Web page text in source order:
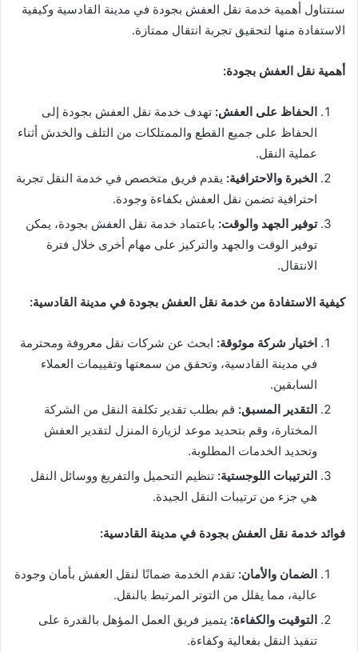
سنتناول أهمية خدمة نقل العفش بجودة في مدينة القادسية وكيفية
الاستفادة منها لتحقيق تجربة انتقال ممتازة.
أهمية نقل العفش بجودة:
الحفاظ على العفش: تهدف خدمة نقل العفش بجودة إلى
الحفاظ على جميع القطع والممتلكات من التلف والخدش أثناء
عملية النقل.
الخبرة والاحترافية: يقدم فريق متخصص في خدمة النقل تجربة
احترافية تضمن نقل العفش بكفاءة وجودة.
توفير الجهد والوقت: باعتماد خدمة نقل العفش بجودة، يمكن
توفير الوقت والجهد والتركيز على مهام أخرى خلال فترة
الانتقال.
كيفية الاستفادة من خدمة نقل العفش بجودة في مدينة القادسية:
اختيار شركة موثوقة: ابحث عن شركات نقل معروفة ومحترمة
في مدينة القادسية، وتحقق من سمعتها وتقييمات العملاء
السابقين.
التقدير المسبق: قم بطلب تقدير تكلفة النقل من الشركة
المختارة، وقم بتحديد موعد لزيارة المنزل لتقدير العفش
وتحديد الخدمات المطلوبة.
الترتيبات اللوجستية: تنظيم التحميل والتفريغ ووسائل النقل
هي جزء من ترتيبات النقل الجيدة.
فوائد خدمة نقل العفش بجودة في مدينة القادسية:
الضمان والأمان: تقدم الخدمة ضمانًا لنقل العفش بأمان وجودة
عالية، مما يقلل من التوتر المرتبط بالنقل.
التوقيت والكفاءة: يتميز فريق العمل المؤهل بالقدرة على
تنفيذ النقل بفعالية وكفاءة.